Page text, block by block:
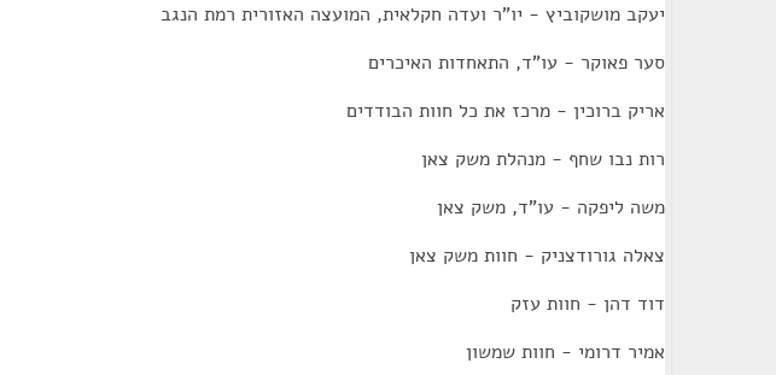
יעקב מושקוביץ - יו"ר ועדה חקלאית, המועצה האזורית רמת הנגב
סער פאוקר - עו"ד, התאחדות האיכרים
אריק ברוכין - מרכז את כל חוות הבודדים
רות נבו שחף - מנהלת משק צאן
משה ליפקה - עו"ד, משק צאן
צאלה גורודצניק - חוות משק צאן
דוד דהן - חוות עזק
אמיר דרומי - חוות שמשון